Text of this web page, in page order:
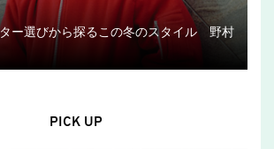
ー選びから探るこの冬のスタイル 野村
PICK UP